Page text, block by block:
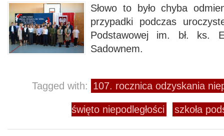
Słowo to było chyba
przypadki podczas
Podstawowej im. bł. ks.
Sadownem.
Tagged with: 107. rocznica odzyskania
święto niepodległości szkoła